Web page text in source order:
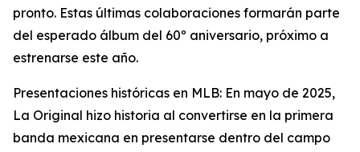
pronto. Estas últimas colaboraciones formarán parte
del esperado álbum del 60º aniversario, próximo a
estrenarse este año.
Presentaciones históricas en MLB: En mayo de 2025,
La Original hizo historia al convertirse en la primera
banda mexicana en presentarse dentro del campo